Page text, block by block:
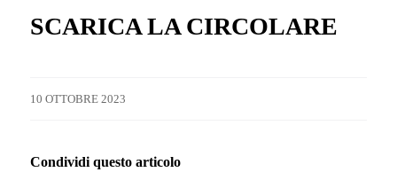
SCARICA LA CIRCOLARE
10 OTTOBRE 2023
Condividi questo articolo